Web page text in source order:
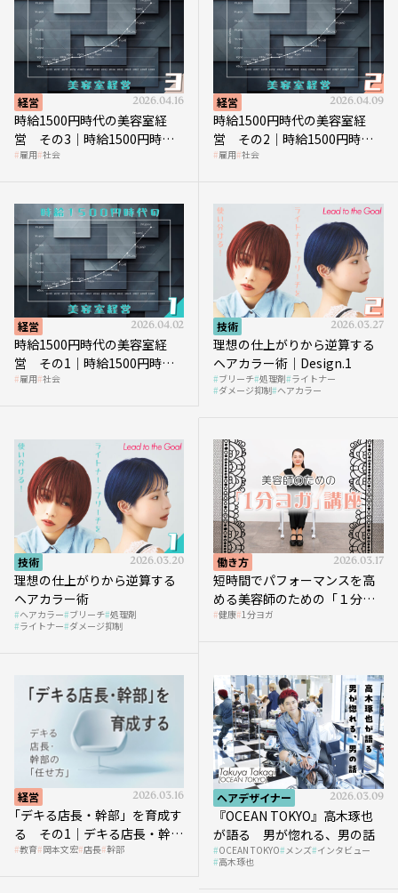
経営 2026.04.16
時給1500円時代の美容室経
営 その3｜時給1500円時
代、美容業はどのような影響
雇用 社会
経営 2026.04.09
時給1500円時代の美容室経
営 その2｜時給1500円時代
に支払う給与はいくらなのか
雇用 社会
経営 2026.04.02
時給1500円時代の美容室経
営 その1｜時給1500円時代
へ向かう社会的背景
雇用 社会
技術 2026.03.27
理想の仕上がりから逆算する
ヘアカラー術｜Design.1
ブリーチ 処理剤 ライトナー
ダメージ抑制 ヘアカラー
技術 2026.03.20
理想の仕上がりから逆算する
ヘアカラー術
ヘアカラー ブリーチ 処理剤
ライトナー ダメージ抑制
働き方 2026.03.17
短時間でパフォーマンスを高
める美容師のための「１分ヨ
ガ」講座｜実践編
健康 1分ヨガ
経営 2026.03.16
｢デキる店長・幹部」を育成す
る その1｜デキる店長・幹部
の「任せ方」
教育 岡本文宏 店長 幹部
ヘアデザイナー 2026.03.09
『OCEAN TOKYO』高木琢也
が語る 男が惚れる、男の話
OCEAN TOKYO メンズ インタビュー
高木琢也